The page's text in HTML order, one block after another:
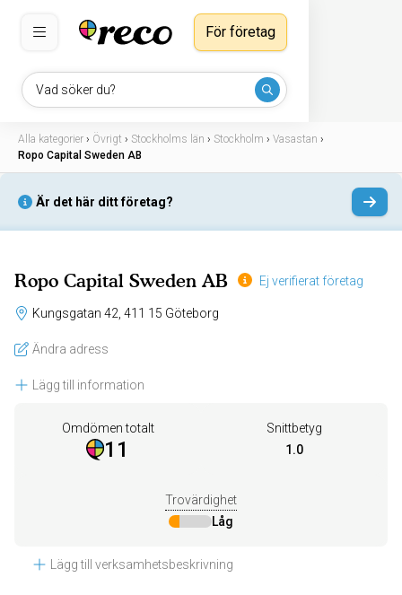
Vad söker du?
För företag
Alla kategorier › Övrigt › Stockholms län › Stockholm › Vasastan ›
Ropo Capital Sweden AB
Är det här ditt företag?
Ropo Capital Sweden AB Ej verifierat företag
Kungsgatan 42, 411 15 Göteborg
Ändra adress
Lägg till information
Omdömen totalt
11
Snittbetyg
1.0
Trovärdighet
Låg
Lägg till verksamhetsbeskrivning